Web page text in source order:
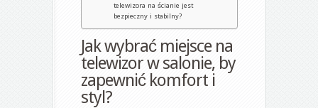
telewizora na ścianie jest
bezpieczny i stabilny?
Jak wybrać miejsce na
telewizor w salonie, by
zapewnić komfort i
styl?